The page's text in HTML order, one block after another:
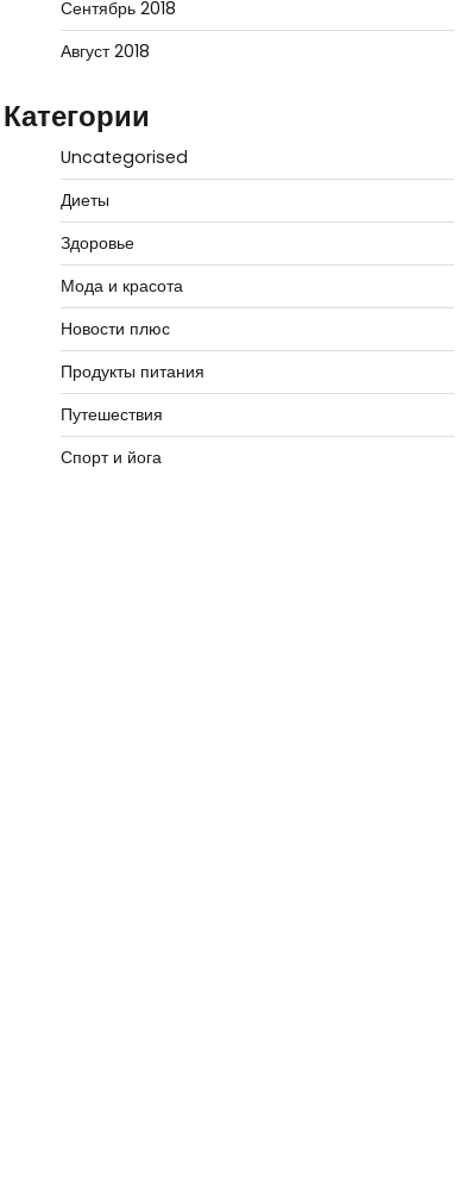
Сентябрь 2018
Август 2018
Категории
Uncategorised
Диеты
Здоровье
Мода и красота
Новости плюс
Продукты питания
Путешествия
Спорт и йога